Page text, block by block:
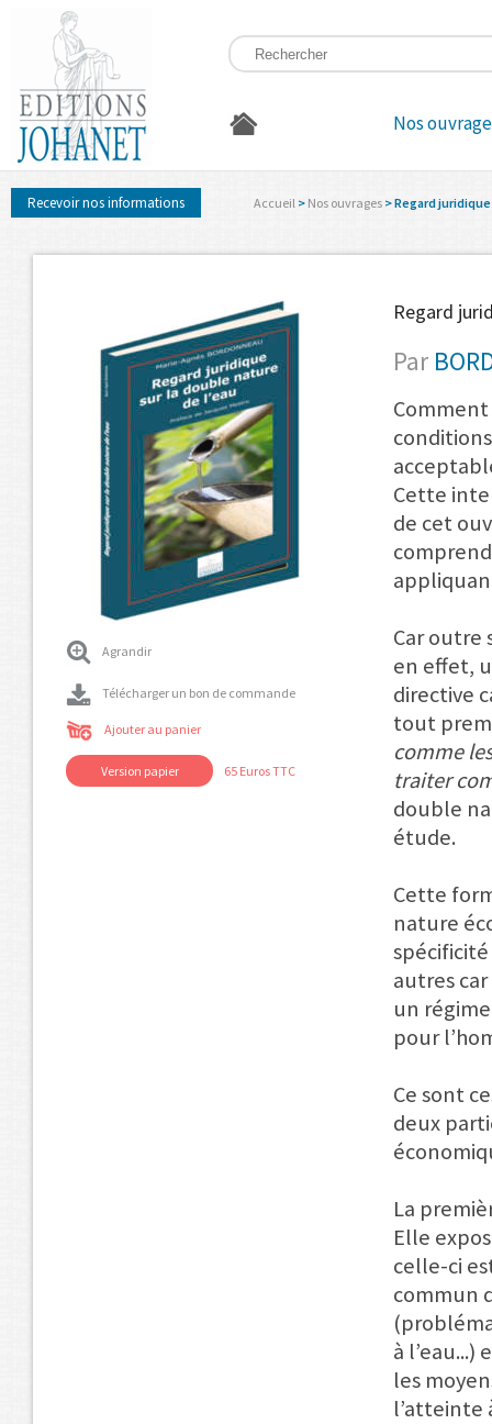
Nos
Recevoir nos informations Accueil > Nos ouvrages > Regard
Agrandir
Télécharger un bon de commande
Ajouter au panier
Version papier 65 Euros TTC
Regard
Par
Cette
de cet
Car outre
en effet,
directive
tout
comme
traiter
double
étude.
Cette
nature
autres
un
pour
Ce sont
deux
La
Elle
celle-ci
commun
à
les
l’atteinte